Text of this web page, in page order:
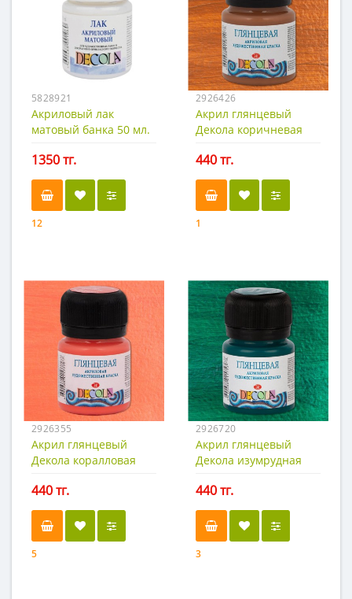
5828921
Акриловый лак
матовый банка 50 мл.
1350 тг.
12
2926426
Акрил глянцевый
Декола коричневая
440 тг.
1
2926355
Акрил глянцевый
Декола коралловая
440 тг.
5
2926720
Акрил глянцевый
Декола изумрудная
440 тг.
3